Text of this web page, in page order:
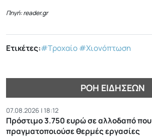
Πηγή: reader.gr
Ετικέτες:#Τροχαίο#Χιονόπτωση
ΡΟΉ ΕΙΔΉΣΕΩΝ
07.08.2026 | 18:12
Πρόστιμο 3.750 ευρώ σε αλλοδαπό που
πραγματοποιούσε θερμές εργασίες